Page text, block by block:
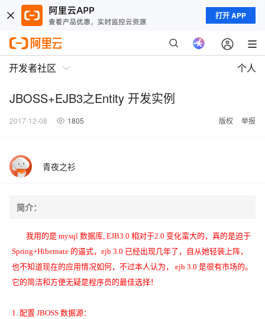
打开 APP
开发者社区 个人
JBOSS+EJB3之Entity 开发实例
2017-12-08 1805 版权 举报
青夜之衫
简介：
我用的是 mysql 数据库, EJB3.0 相对于2.0 变化蛮大的，真的是迫于
Spring+Hibernate 的逼式，ejb 3.0 已经出现几年了，自从她轻装上阵，
也不知道现在的应用情况如何，不过本人认为， ejb 3.0 是很有市场的。
它的简洁和方便无疑是程序员的最佳选择！
1. 配置 JBOSS 数据源：